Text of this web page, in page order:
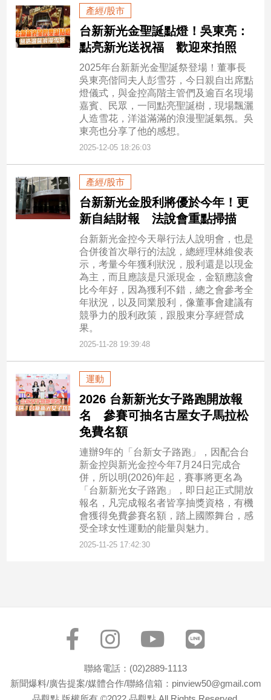
產經/股市
台新新光金聖誕點燈！吳東亮：
點亮新光送祝福 歡迎來拍照
2025年台新新光金聖誕祭登場！董事長
吳東亮偕同夫人彭雪芬，今日親自出席點
燈儀式，與金控高階主管們及逾百名現場
嘉賓、民眾，一同點亮聖誕樹，現場飄灑
人造雪花，洋溢滿滿的浪漫聖誕氣氛。吳
東亮也分享了他的感想。
2025-12-05 18:26:03
產經/股市
台新新光金股利將優於今年！更
新自結財報 法說會重點掃描
台新新光金控今天舉行法人說明會，也是
合併後首次舉行的法說，總經理林維俊表
示，考量今年獲利狀況，股利還是以現金
為主，而且應該是只派現金，金額應該會
比今年好，因為獲利不錯，總之會參考全
年狀況，以及同業股利，像董事會建議有
競爭力的股利政策，跟股東分享經營成
果。
2025-11-28 19:39:48
運動
2026 台新新光女子路跑開放報
名 參賽可抽名古屋女子馬拉松
免費名額
連辦9年的「台新女子路跑」，因配合台
新金控與新光金控今年7月24日完成合
併，所以明(2026)年起，賽事將更名為
「台新新光女子路跑」，即日起正式開放
報名，凡完成報名者皆享抽獎資格，有機
會獲得免費參賽名額，踏上國際舞台，感
受全球女性運動的能量與魅力。
2025-11-25 17:42:30
聯絡電話：(02)2889-1113
新聞爆料/廣告提案/媒體合作/聯絡信箱：pinview50@gmail.com